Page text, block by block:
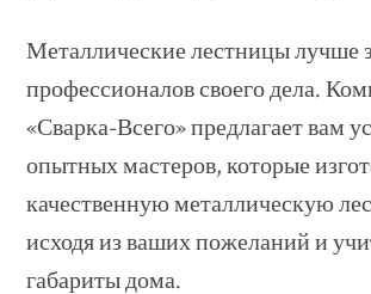
Металлические лестницы лучше
профессионалов своего дела.
«Сварка-Всего» предлагает вам
опытных мастеров, которые
качественную металлическую
исходя из ваших пожеланий и
габариты дома.